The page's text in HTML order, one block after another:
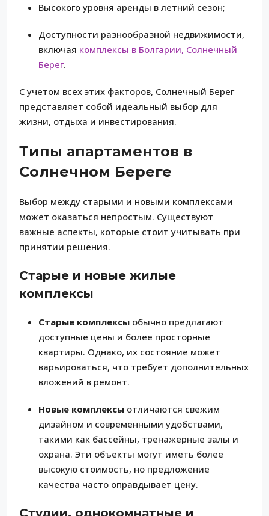
Высокого уровня аренды в летний сезон;
Доступности разнообразной недвижимости,
включая комплексы в Болгарии, Солнечный
Берег.
С учетом всех этих факторов, Солнечный Берег
представляет собой идеальный выбор для
жизни, отдыха и инвестирования.
Типы апартаментов в
Солнечном Береге
Выбор между старыми и новыми комплексами
может оказаться непростым. Существуют
важные аспекты, которые стоит учитывать при
принятии решения.
Старые и новые жилые
комплексы
Старые комплексы обычно предлагают
доступные цены и более просторные
квартиры. Однако, их состояние может
варьироваться, что требует дополнительных
вложений в ремонт.
Новые комплексы отличаются свежим
дизайном и современными удобствами,
такими как бассейны, тренажерные залы и
охрана. Эти объекты могут иметь более
высокую стоимость, но предложение
качества часто оправдывает цену.
Студии, однокомнатные и